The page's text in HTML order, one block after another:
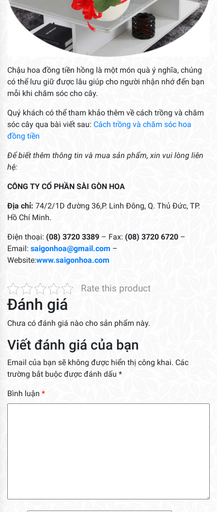
Chậu hoa đồng tiền hồng là một món quà ý nghĩa, chúng
có thể lưu giữ được lâu giúp cho người nhận nhớ đến bạn
mỗi khi chăm sóc cho cây.
Quý khách có thể tham khảo thêm về cách trồng và chăm
sóc cây qua bài viết sau: Cách trồng và chăm sóc hoa
đồng tiền
Để biết thêm thông tin và mua sản phẩm, xin vui lòng liên
hệ:
CÔNG TY CỔ PHẦN SÀI GÒN HOA
Địa chỉ: 74/2/1D đường 36,P. Linh Đông, Q. Thủ Đức, TP.
Hồ Chí Minh.
Điện thoại: (08) 3720 3389 – Fax: (08) 3720 6720 –
Email: saigonhoa@gmail.com –
Website:www.saigonhoa.com
Rate this product
Đánh giá
Chưa có đánh giá nào cho sản phẩm này.
Viết đánh giá của bạn
Email của bạn sẽ không được hiển thị công khai. Các
trường bắt buộc được đánh dấu *
Bình luận *